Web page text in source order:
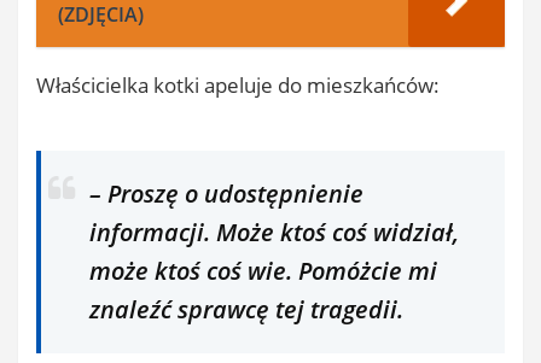
(ZDJĘCIA)
Właścicielka kotki apeluje do mieszkańców:
– Proszę o udostępnienie
informacji. Może ktoś coś widział,
może ktoś coś wie. Pomóżcie mi
znaleźć sprawcę tej tragedii.